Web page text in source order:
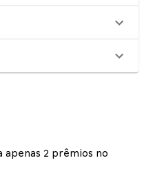
apenas 2 prêmios no